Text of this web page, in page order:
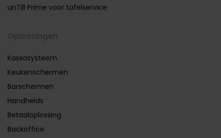
unTill Prime voor tafelservice
Kassasysteem
Keukenschermen
Barschermen
Handhelds
Betaaloplossing
Backoffice